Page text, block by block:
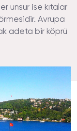
unsur ise kıtalar
Avrupa
adeta bir köprü